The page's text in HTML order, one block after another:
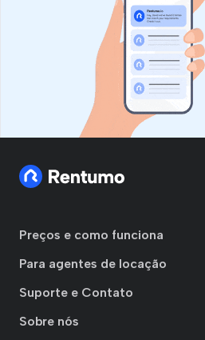
Preços e como funciona
Para agentes de locação
Suporte e Contato
Sobre nós